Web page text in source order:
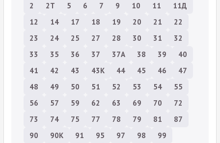
2 2Т 5 6 7 9 10 11
11Д
12
14 17 18 19 20 21
22
23
24 25 27 28 30 31
32
33
35 36 37 37А 38 39
40
41
42 43 43К 44 45 46
47
48
49 50 51 52 53 54
55
56
57 59 62 63 69 70
72
73
74 75 77 78 79 81
87
90
90К 91 95 97 98
99